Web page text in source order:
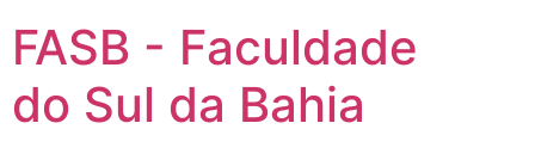
FASB - Faculdade
do Sul da Bahia